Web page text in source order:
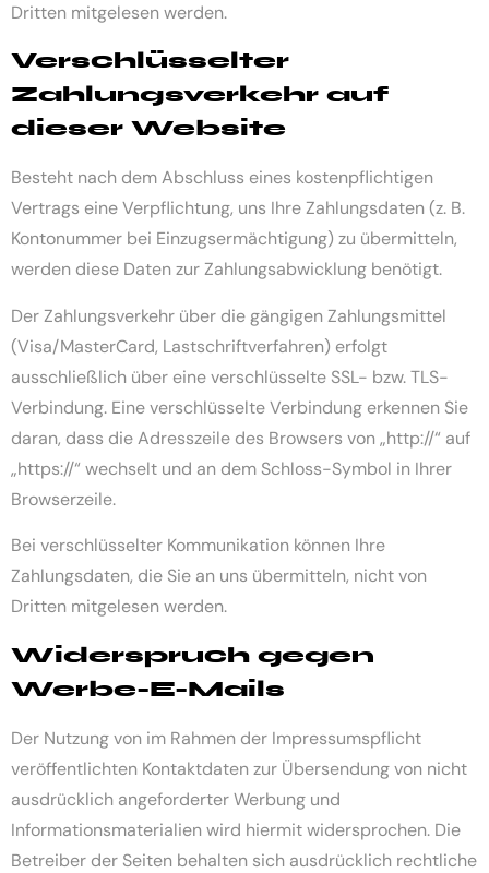
Dritten mitgelesen werden.
Verschlüsselter
Zahlungsverkehr auf
dieser Website
Besteht nach dem Abschluss eines kostenpflichtigen
Vertrags eine Verpflichtung, uns Ihre Zahlungsdaten (z. B.
Kontonummer bei Einzugsermächtigung) zu übermitteln,
werden diese Daten zur Zahlungsabwicklung benötigt.
Der Zahlungsverkehr über die gängigen Zahlungsmittel
(Visa/MasterCard, Lastschriftverfahren) erfolgt
ausschließlich über eine verschlüsselte SSL- bzw. TLS-
Verbindung. Eine verschlüsselte Verbindung erkennen Sie
daran, dass die Adresszeile des Browsers von „http://“ auf
„https://“ wechselt und an dem Schloss-Symbol in Ihrer
Browserzeile.
Bei verschlüsselter Kommunikation können Ihre
Zahlungsdaten, die Sie an uns übermitteln, nicht von
Dritten mitgelesen werden.
Widerspruch gegen
Werbe-E-Mails
Der Nutzung von im Rahmen der Impressumspflicht
veröffentlichten Kontaktdaten zur Übersendung von nicht
ausdrücklich angeforderter Werbung und
Informationsmaterialien wird hiermit widersprochen. Die
Betreiber der Seiten behalten sich ausdrücklich rechtliche